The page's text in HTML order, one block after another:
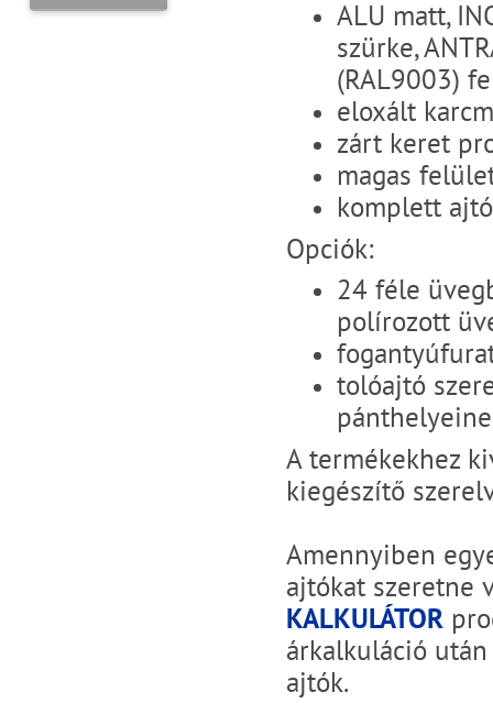
ALU matt,
szürke,
(RAL9003)
eloxált
zárt keret
magas
komplett
Opciók:
24 féle
polírozott
tolóajtó
A termékekhez
kiegészítő
Amennyiben
ajtókat szeretne
KALKULÁTOR
árkalkuláció
ajtók.